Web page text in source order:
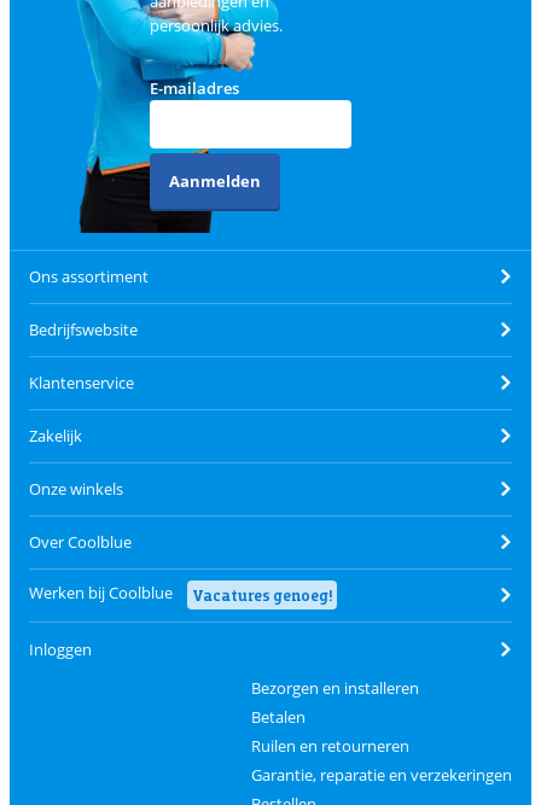
persoonlijk advies.
E-mailadres
Aanmelden
Ons assortiment
Bedrijfswebsite
Klantenservice
Zakelijk
Onze winkels
Over Coolblue
Werken bij Coolblue Vacatures genoeg!
Inloggen
Bezorgen en installeren
Betalen
Ruilen en retourneren
Garantie, reparatie en verzekeringen